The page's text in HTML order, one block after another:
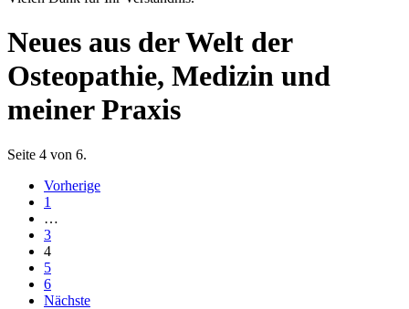
Neues aus der Welt der
Osteopathie, Medizin und
meiner Praxis
Seite 4 von 6.
Vorherige
1
…
3
4
5
6
Nächste